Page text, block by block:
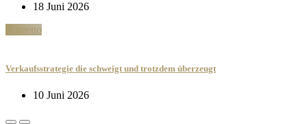
18 Juni 2026
Ristretto
Verkaufsstrategie die schweigt und trotzdem überzeugt
10 Juni 2026